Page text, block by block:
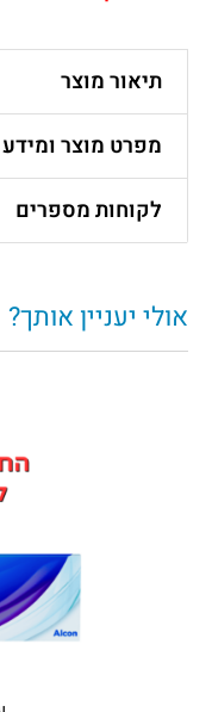
תיאור מוצר
מפרט מוצר ומידע
לקוחות מספרים
אולי יעניין אותך?